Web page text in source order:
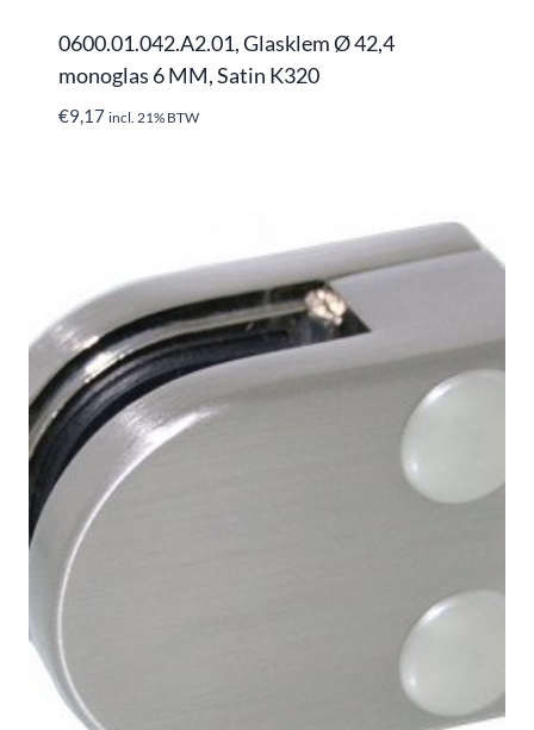
0600.01.042.A2.01, Glasklem Ø 42,4
monoglas 6 MM, Satin K320
€9,17 incl. 21% BTW